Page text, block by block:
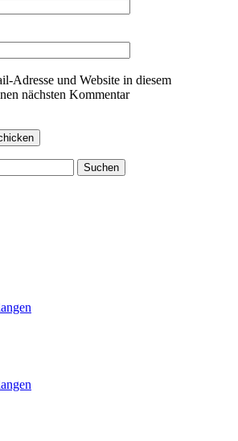
Adresse und Website in diesem
nächsten Kommentar